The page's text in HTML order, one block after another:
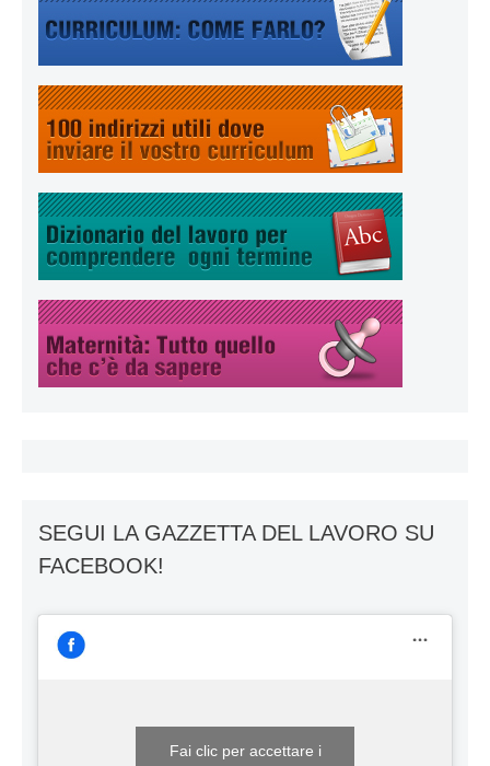
SEGUI LA GAZZETTA DEL LAVORO SU
FACEBOOK!
Fai clic per accettare i